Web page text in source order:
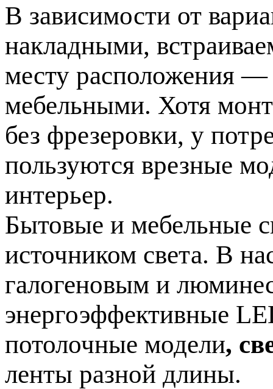
В зависимости от
накладными,
месту расположения
мебельными. Хотя
без фрезеровки, у
пользуются врезные
интерьер.
Бытовые и мебельные
источником света. В
галогеновым и
энергоэффективные
потолочные модели,
ленты разной длины.